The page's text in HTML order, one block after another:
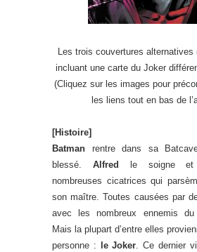
Les trois couvertures alternatives
incluant une carte du Joker
(Cliquez sur les images pour
les liens tout en bas de
[Histoire]
Batman rentre dans sa
blessé. Alfred
le soigne et
nombreuses cicatrices qui
son maître. Toutes causées par
avec les nombreux ennemis du
Mais la plupart d’entre elles
personne :
le Joker. Ce dernier